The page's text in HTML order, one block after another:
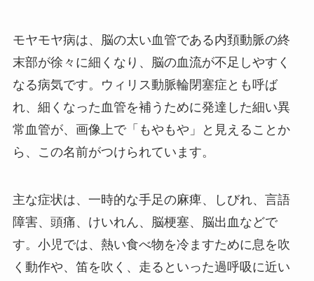
モヤモヤ病は、脳の太い血管である内頚動脈の終
末部が徐々に細くなり、脳の血流が不足しやすく
なる病気です。ウィリス動脈輪閉塞症とも呼ば
れ、細くなった血管を補うために発達した細い異
常血管が、画像上で「もやもや」と見えることか
ら、この名前がつけられています。
主な症状は、一時的な手足の麻痺、しびれ、言語
障害、頭痛、けいれん、脳梗塞、脳出血などで
す。小児では、熱い食べ物を冷ますために息を吹
く動作や、笛を吹く、走るといった過呼吸に近い